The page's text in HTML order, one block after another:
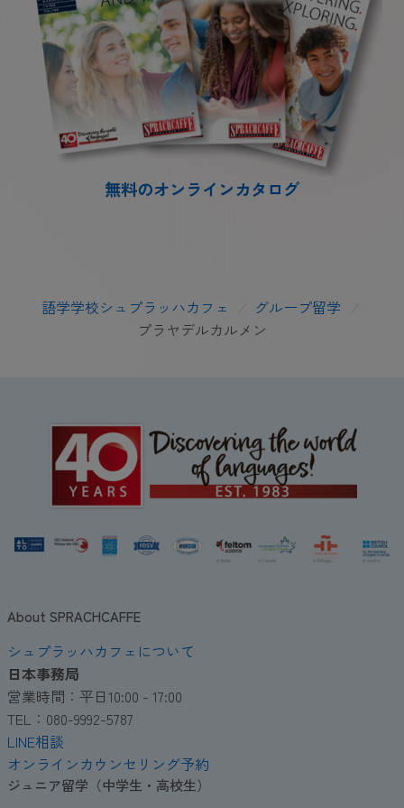
無料のオンラインカタログ
語学学校シュプラッハカフェ グループ留学
プラヤデルカルメン
About SPRACHCAFFE
シュプラッハカフェについて
日本事務局
営業時間：平日10:00 - 17:00
TEL：080-9992-5787
LINE相談
オンラインカウンセリング予約
ジュニア留学（中学生・高校生）